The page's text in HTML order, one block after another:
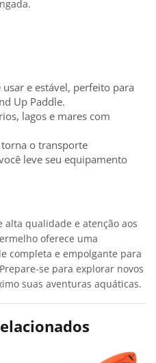
e estável, perfeito para
Up Paddle.
lagos e mares com
o transporte
leve seu equipamento
alta qualidade e atenção aos
oferece uma
completa e empolgante para
se para explorar novos
suas aventuras aquáticas.